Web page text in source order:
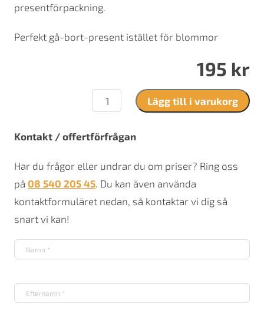
presentförpackning.
Perfekt gå-bort-present istället för blommor
195 kr
Gaständare
mängd
Lägg till i varukorg
Kontakt / offertförfrågan
Har du frågor eller undrar du om priser? Ring oss
på 08 540 205 45. Du kan även använda
kontaktformuläret nedan, så kontaktar vi dig så
snart vi kan!